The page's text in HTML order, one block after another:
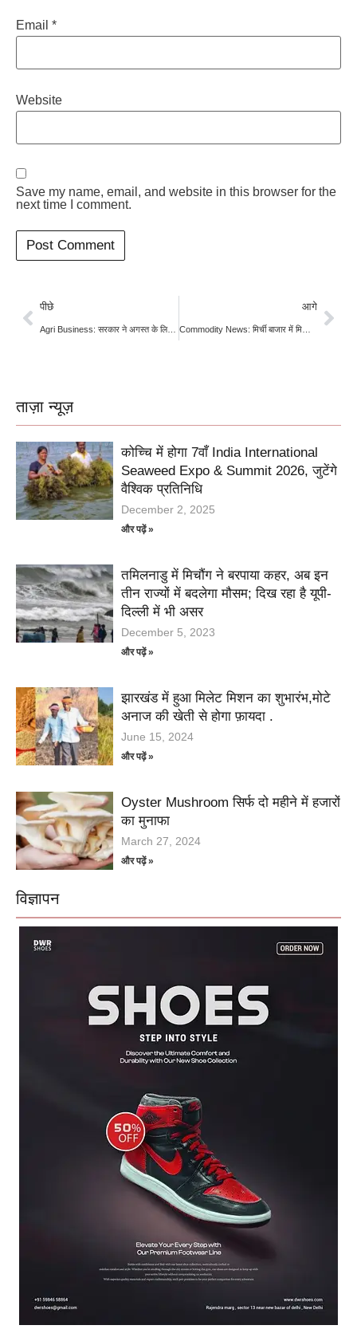
Email *
Website
Save my name, email, and website in this browser for the
next time I comment.
पीछे
Agri Business: सरकार ने अगस्त के लिए 22.5 लाख टन चीनी कोटा जारी किया; कीमतों में तेजी की आशंका
आगे
Commodity News: मिर्ची बाजार में मिला-जुला रुख; वारंगल में कम आवक से कीमतों में तेजी
ताज़ा न्यूज़
कोच्चि में होगा 7वाँ India International
Seaweed Expo & Summit 2026, जुटेंगे
वैश्विक प्रतिनिधि
December 2, 2025
और पढ़ें »
तमिलनाडु में मिचौंग ने बरपाया कहर, अब इन
तीन राज्यों में बदलेगा मौसम; दिख रहा है यूपी-
दिल्ली में भी असर
December 5, 2023
और पढ़ें »
झारखंड में हुआ मिलेट मिशन का शुभारंभ,मोटे
अनाज की खेती से होगा फ़ायदा .
June 15, 2024
और पढ़ें »
Oyster Mushroom सिर्फ दो महीने में हजारों
का मुनाफा
March 27, 2024
और पढ़ें »
विज्ञापन